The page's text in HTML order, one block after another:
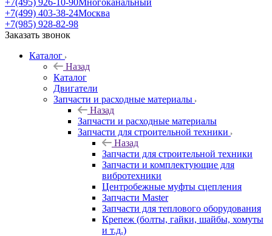
+7(495) 926-10-90Многоканальный
+7(499) 403-38-24Москва
+7(985) 928-82-98
Заказать звонок
Каталог
Назад
Каталог
Двигатели
Запчасти и расходные материалы
Назад
Запчасти и расходные материалы
Запчасти для строительной техники
Назад
Запчасти для строительной техники
Запчасти и комплектующие для
вибротехники
Центробежные муфты сцепления
Запчасти Master
Запчасти для теплового оборудования
Крепеж (болты, гайки, шайбы, хомуты
и т.д.)